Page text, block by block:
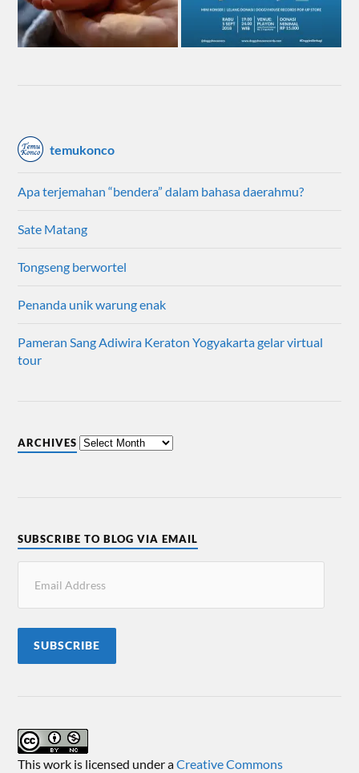
temukonco
Apa terjemahan “bendera” dalam bahasa daerahmu?
Sate Matang
Tongseng berwortel
Penanda unik warung enak
Pameran Sang Adiwira Keraton Yogyakarta gelar virtual
tour
ARCHIVES
SUBSCRIBE TO BLOG VIA EMAIL
SUBSCRIBE
This work is licensed under aCreative Commons